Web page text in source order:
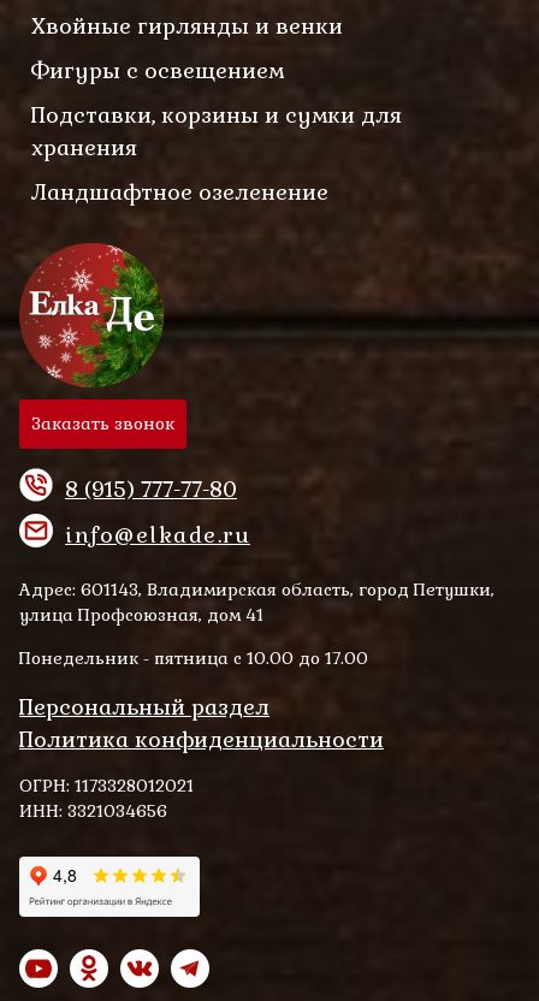
Хвойные гирлянды и венки
Фигуры с освещением
Подставки, корзины и сумки для
хранения
Ландшафтное озеленение
Заказать звонок
8 (915) 777-77-80
info@elkade.ru
Адрес: 601143, Владимирская область, город Петушки,
улица Профсоюзная, дом 41
Понедельник - пятница с 10.00 до 17.00
Персональный раздел
Политика конфиденциальности
ОГРН: 1173328012021
ИНН: 3321034656